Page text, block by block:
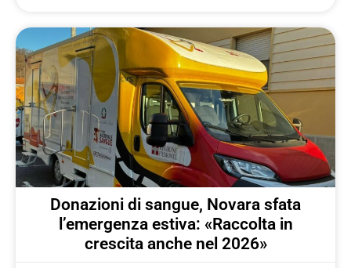
Donazioni di sangue, Novara sfata
l’emergenza estiva: «Raccolta in
crescita anche nel 2026»